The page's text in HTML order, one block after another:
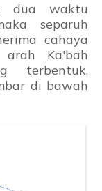
dua waktu
separuh
cahaya
Ka'bah
terbentuk,
di bawah